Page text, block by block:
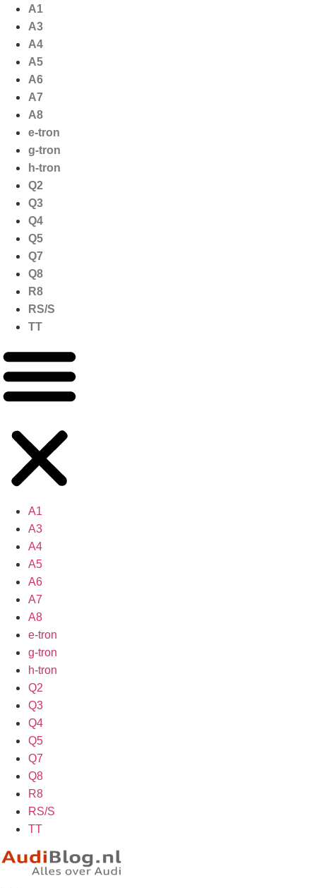
naar
inhoud
A1
A3
A4
A5
A6
A7
A8
e-tron
g-tron
h-tron
Q2
Q3
Q4
Q5
Q7
Q8
R8
RS/S
TT
A1
A3
A4
A5
A6
A7
A8
e-tron
g-tron
h-tron
Q2
Q3
Q4
Q5
Q7
Q8
R8
RS/S
TT